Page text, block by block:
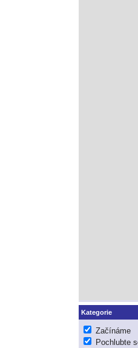
Kategorie
Začínáme
Pochlubte